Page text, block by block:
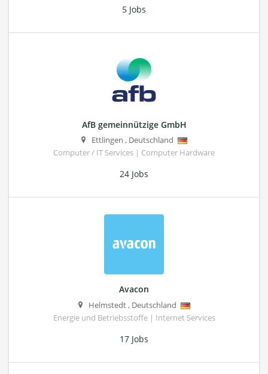
5 Jobs
AfB gemeinnützige GmbH
Ettlingen , Deutschland
Computer / IT Services | Computer Hardware
24 Jobs
Avacon
Helmstedt, Deutschland
Energie und Betriebsstoffe | Internet Services
17 Jobs